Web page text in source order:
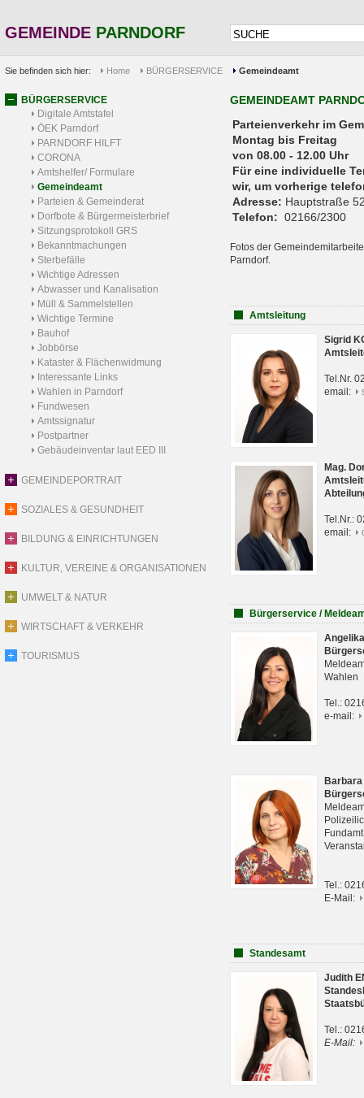
GEMEINDE PARNDORF
Sie befinden sich hier: Home BÜRGERSERVICE Gemeindeamt
BÜRGERSERVICE
Digitale Amtstafel
ÖEK Parndorf
PARNDORF HILFT
CORONA
Amtshelfer/ Formulare
Gemeindeamt
Parteien & Gemeinderat
Dorfbote & Bürgermeisterbrief
Sitzungsprotokoll GRS
Bekanntmachungen
Sterbefälle
Wichtige Adressen
Abwasser und Kanalisation
Müll & Sammelstellen
Wichtige Termine
Bauhof
Jobbörse
Kataster & Flächenwidmung
Interessante Links
Wahlen in Parndorf
Fundwesen
Amtssignatur
Postpartner
Gebäudeinventar laut EED III
GEMEINDEPORTRAIT
SOZIALES & GESUNDHEIT
BILDUNG & EINRICHTUNGEN
KULTUR, VEREINE & ORGANISATIONEN
UMWELT & NATUR
WIRTSCHAFT & VERKEHR
TOURISMUS
GEMEINDEAMT
Parteienverkehr
Montag bis Freitag
von 08.00 - 12.00 Uhr
Für eine individuelle
wir, um vorherige
Adresse: Hauptstraße
Telefon: 02166/2300
Fotos der
Parndorf.
Amtsleitung
Sigrid
Tel.Nr.
email:
Mag.
Tel.Nr.:
email:
Bürgerservice /
Wahlen
Tel.:
e-mail:
Tel.:
E-Mail:
Standesamt
Judith
Tel.:
E-Mail: